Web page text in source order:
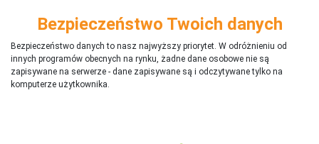
Bezpieczeństwo Twoich danych
Bezpieczeństwo danych to nasz najwyższy priorytet. W odróżnieniu od
innych programów obecnych na rynku, żadne dane osobowe nie są
zapisywane na serwerze - dane zapisywane są i odczytywane tylko na
komputerze użytkownika.